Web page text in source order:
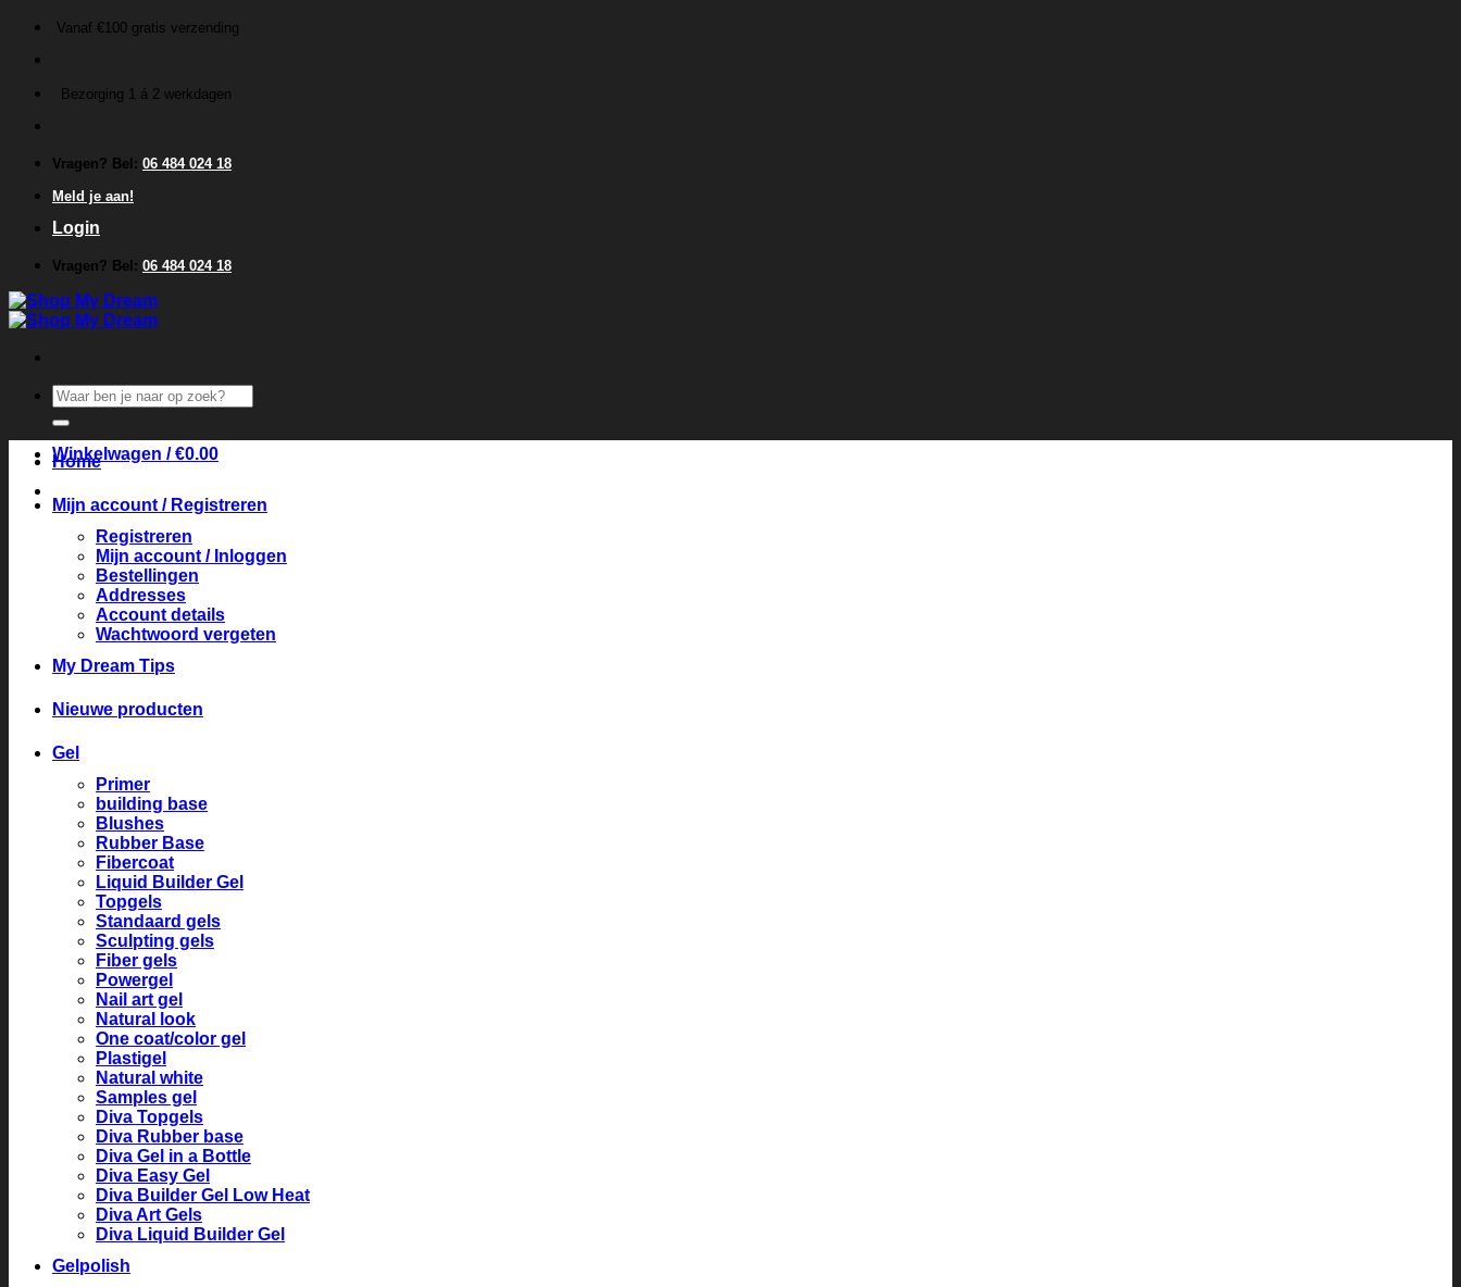
inhoud
Vanaf €100 gratis verzending
Bezorging 1 á 2 werkdagen
Vragen? Bel: 06 484 024 18
Meld je aan!
Login
Vragen? Bel: 06 484 024 18
Zoeken
naar:
Winkelwagen /€0.00
Home
Mijn account / Registreren
Registreren
Mijn account / Inloggen
Bestellingen
Addresses
Account details
Wachtwoord vergeten
My Dream Tips
Nieuwe producten
Gel
Primer
building base
Blushes
Rubber Base
Fibercoat
Liquid Builder Gel
Topgels
Standaard gels
Sculpting gels
Fiber gels
Powergel
Nail art gel
Natural look
One coat/color gel
Plastigel
Natural white
Samples gel
Diva Topgels
Diva Rubber base
Diva Gel in a Bottle
Diva Easy Gel
Diva Builder Gel Low Heat
Diva Art Gels
Diva Liquid Builder Gel
Gelpolish